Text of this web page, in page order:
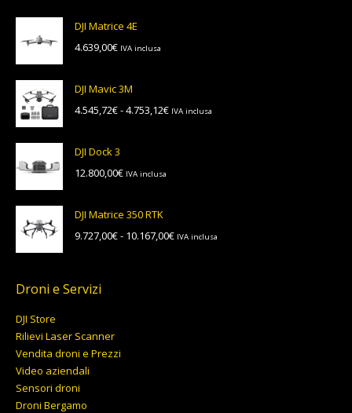
DJI Matrice 4E
4.639,00€ IVA inclusa
DJI Mavic 3M
4.545,72€-4.753,12€Fascia
IVA inclusa
DJI Dock 3
12.800,00€ IVA inclusa
DJI Matrice 350 RTK
9.727,00€- 10.167,00€Fascia
IVA inclusa
Droni e Servizi
DJI Store
Rilievi Laser Scanner
Vendita droni e Prezzi
Video aziendali
Sensori droni
Droni Bergamo